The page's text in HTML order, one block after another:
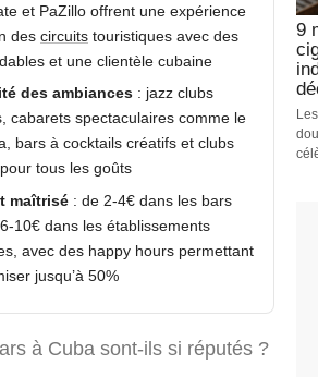
et PaZillo offrent une expérience
des circuits touristiques avec des
et une clientèle cubaine
des ambiances : jazz clubs
cabarets spectaculaires comme le
bars à cocktails créatifs et clubs
pour tous les goûts
maîtrisé : de 2-4€ dans les bars
10€ dans les établissements
avec des happy hours permettant
jusqu’à 50%
à Cuba sont-ils si réputés ?
9